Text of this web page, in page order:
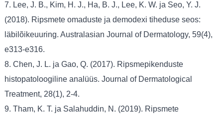
7. Lee, J. B., Kim, H. J., Ha, B. J., Lee, K. W. ja Seo, Y. J.
(2018). Ripsmete omaduste ja demodexi tiheduse seos:
läbilõikeuuring. Australasian Journal of Dermatology, 59(4),
e313-e316.
8. Chen, J. L. ja Gao, Q. (2017). Ripsmepikenduste
histopatoloogiline analüüs. Journal of Dermatological
Treatment, 28(1), 2-4.
9. Tham, K. T. ja Salahuddin, N. (2019). Ripsmete